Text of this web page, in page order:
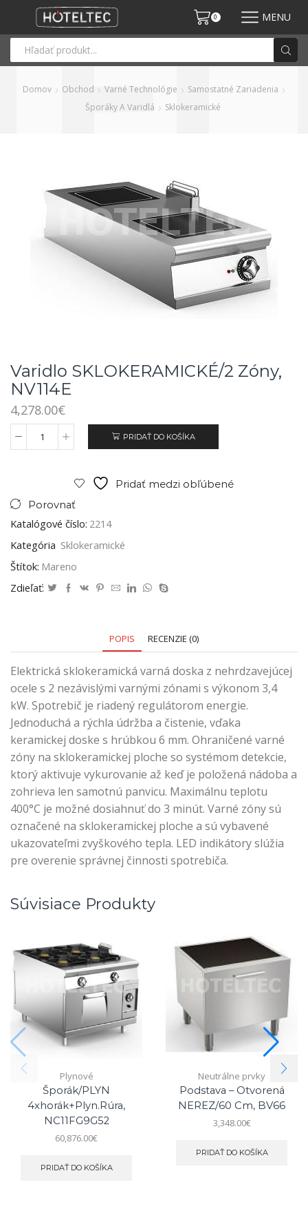
0 MENU
Domov Obchod Varné Technológie
Samostatné Zariadenia
Šporáky A Varidlá
Sklokeramické
Varidlo SKLOKERAMICKÉ/2 Zóny,
NV114E
4,278.00€
PRIDAŤ DO KOŠÍKA
Pridať medzi obľúbené
Porovnať
Katalógové číslo: 2214
Kategória Sklokeramické
Štítok: Mareno
Zdieľať:
POPIS RECENZIE (0)
Elektrická sklokeramická varná doska z nehrdzavejúcej
ocele s 2 nezávislými varnými zónami s výkonom 3,4
kW. Spotrebič je riadený regulátorom energie.
Jednoduchá a rýchla údržba a čistenie, vďaka
keramickej doske s hrúbkou 6 mm. Ohraničené varné
zóny na sklokeramickej ploche so systémom detekcie,
ktorý aktivuje vykurovanie až keď je položená nádoba a
zohrieva len samotnú panvicu. Maximálnu teplotu
400°C je možné dosiahnuť do 3 minút. Varné zóny sú
označené na sklokeramickej ploche a sú vybavené
ukazovateľmi zvyškového tepla. LED indikátory slúžia
pre overenie správnej činnosti spotrebiča.
Súvisiace Produkty
Plynové
Šporák/PLYN
4xhorák+plyn.rúra,
NC11FG9G52
60,876.00€
PRIDAŤ DO KOŠÍKA
Neutrálne prvky
Podstava – Otvorená
NEREZ/60 Cm, BV66
3,348.00€
PRIDAŤ DO KOŠÍKA